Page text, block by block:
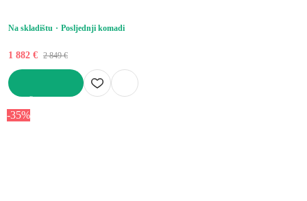
Na skladištu
Posljednji komadi
1 882 € 2 849 €
-35%